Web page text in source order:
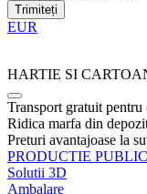
Trimiteți
EUR
HARTIE SI
Transport gratuit
Ridica marfa din
Preturi avantajoase la
PRODUCTIE
Solutii 3D
Ambalare